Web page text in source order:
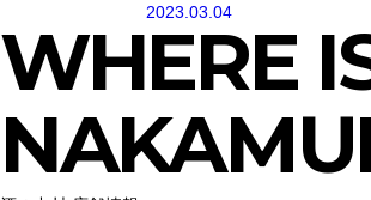
2023.03.04
WHERE